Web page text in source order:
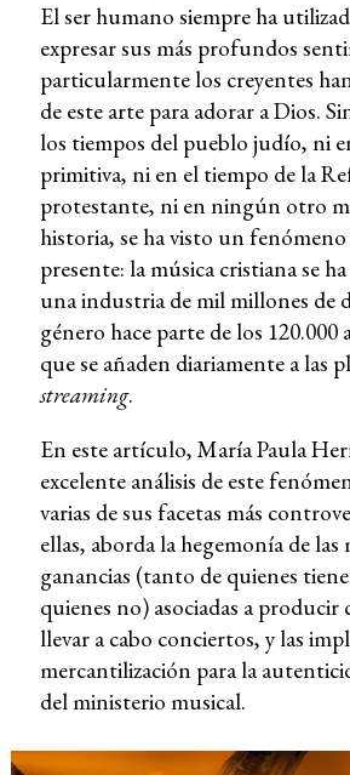
El ser humano siempre ha
expresar sus más profundos
particularmente los creyentes
de este arte para adorar a Dios.
los tiempos del pueblo judío, ni
primitiva, ni en el tiempo de la
protestante, ni en ningún otro
historia, se ha visto un
presente: la música cristiana se
una industria de mil millones de
género hace parte de los 120.000
que se añaden diariamente a las
streaming.
En este artículo, María Paula
excelente análisis de este
varias de sus facetas más
ellas, aborda la hegemonía de las
ganancias (tanto de quienes
quienes no) asociadas a producir
llevar a cabo conciertos, y las
mercantilización para la
del ministerio musical.